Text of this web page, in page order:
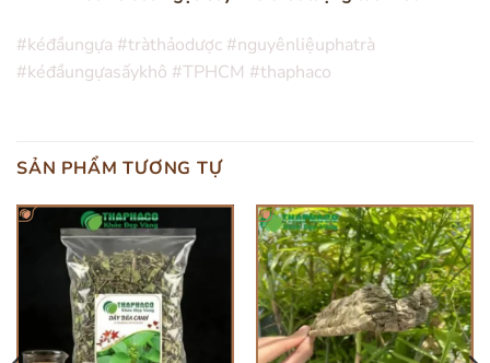
#kéđầungựa #tràthảodược #nguyênliệuphatrà
#kéđầungựasấykhô #TPHCM #thaphaco
SẢN PHẨM TƯƠNG TỰ